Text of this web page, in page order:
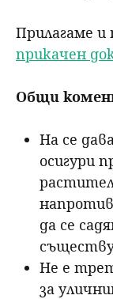
Прилагаме и
прикачен
Общи
На се
осигури
да се
Не е
за